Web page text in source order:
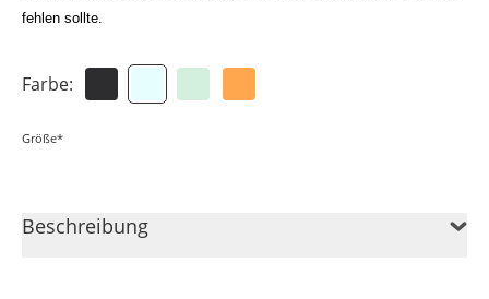
fehlen sollte.
Farbe:
Größe*
Beschreibung